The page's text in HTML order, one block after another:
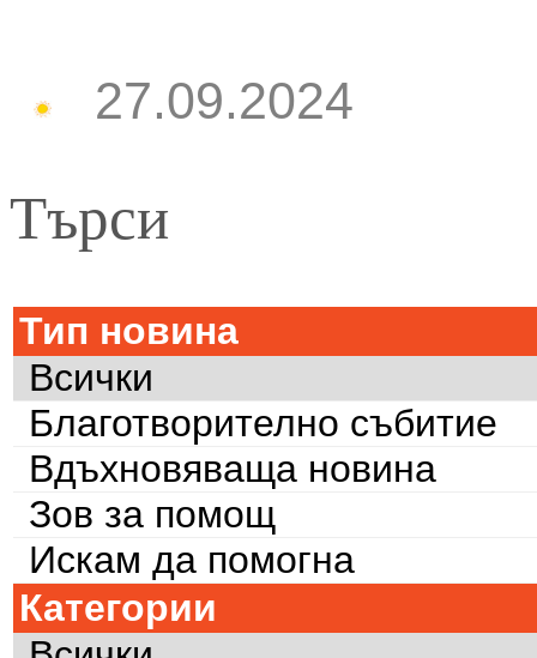
27.09.2024
Търси
Тип новина
Всички
Благотворително събитие
Вдъхновяваща новина
Зов за помощ
Искам да помогна
Категории